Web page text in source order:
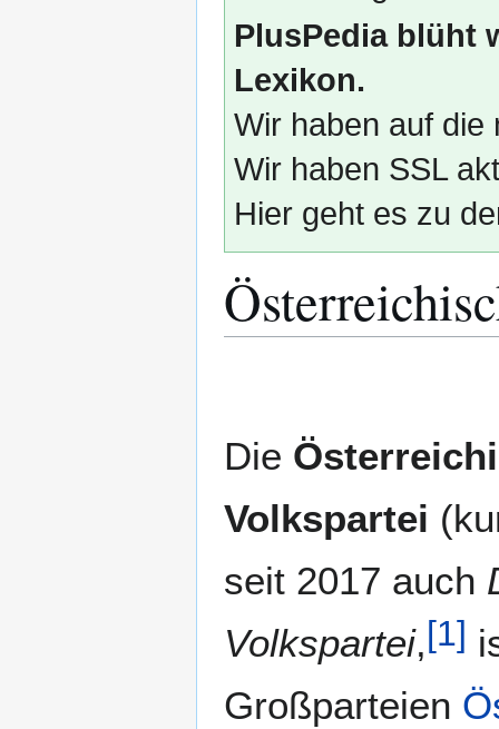
PlusPedia blüht
Lexikon.
Wir haben auf die
Wir haben SSL
Hier geht es zu
Die
Volkspartei
seit 2017 auch
Volkspartei,[1]
Großparteien